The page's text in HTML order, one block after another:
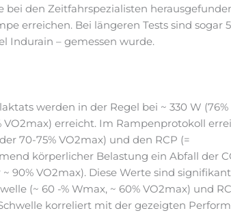
den Zeitfahrspezialisten
erreichen. Bei längeren Tests sind sogar
Indurain – gemessen wurde.
werden in der Regel bei ~ 330 W (76%
erreicht. Im Rampenprotokoll
70-75% VO2max) und den RCP (=
körperlicher Belastung ein Abfall der
90% VO2max). Diese Werte sind
(~ 60 -% Wmax, ~ 60% VO2max) und
korreliert mit der gezeigten